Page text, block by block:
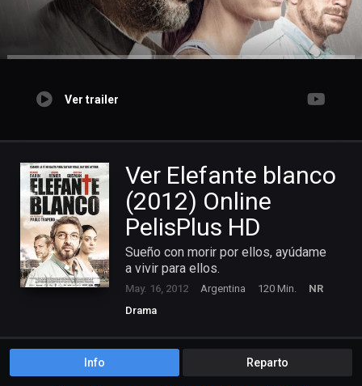
Ver trailer
Ver Elefante blanco
(2012) Online
PelisPlus HD
Sueño con morir por ellos, ayúdame
a vivir para ellos.
May. 16, 2012 Argentina 120 Min.
NR
Drama
Info Reparto